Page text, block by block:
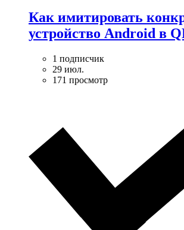
Как имитировать
устройство Android в
1 подписчик
29 июл.
171 просмотр